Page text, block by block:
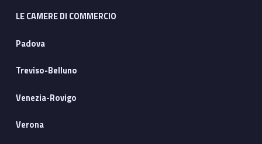
LE CAMERE DI COMMERCIO
Padova
Treviso-Belluno
Venezia-Rovigo
Verona